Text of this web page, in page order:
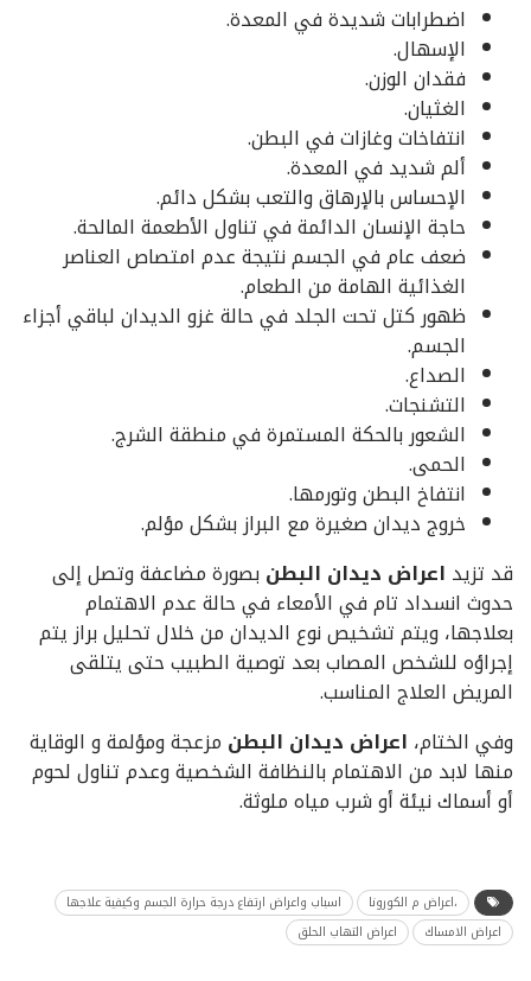
اضطرابات شديدة في المعدة.
الإسهال.
فقدان الوزن.
الغثيان.
انتفاخات وغازات في البطن.
ألم شديد في المعدة.
الإحساس بالإرهاق والتعب بشكل دائم.
حاجة الإنسان الدائمة في تناول الأطعمة المالحة.
ضعف عام في الجسم نتيجة عدم امتصاص العناصر
الغذائية الهامة من الطعام.
ظهور كتل تحت الجلد في حالة غزو الديدان لباقي أجزاء
الجسم.
الصداع.
التشنجات.
الشعور بالحكة المستمرة في منطقة الشرج.
الحمى.
انتفاخ البطن وتورمها.
خروج ديدان صغيرة مع البراز بشكل مؤلم.
قد تزيد اعراض ديدان البطنبصورة مضاعفة وتصل إلى
حدوث انسداد تام في الأمعاء في حالة عدم الاهتمام
بعلاجها، ويتم تشخيص نوع الديدان من خلال تحليل براز يتم
إجراؤه للشخص المصاب بعد توصية الطبيب حتى يتلقى
المريض العلاج المناسب.
وفي الختام، اعراض ديدان البطن مزعجة ومؤلمة و الوقاية
منها لابد من الاهتمام بالنظافة الشخصية وعدم تناول لحوم
أو أسماك نيئة أو شرب مياه ملوثة.
،اعراض م الكورونا
اسباب واعراض ارتفاع درجة حرارة الجسم وكيفية علاجها
اعراض الامساك
اعراض التهاب الحلق